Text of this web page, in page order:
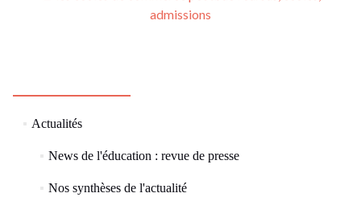
admissions
Actualités(73)
News de l'éducation : revue de presse
Nos synthèses de l'actualité